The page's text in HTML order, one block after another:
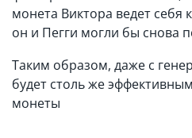
монета Виктора ведет себя
он и Пегги могли бы снова
Таким образом, даже с
будет столь же
монеты